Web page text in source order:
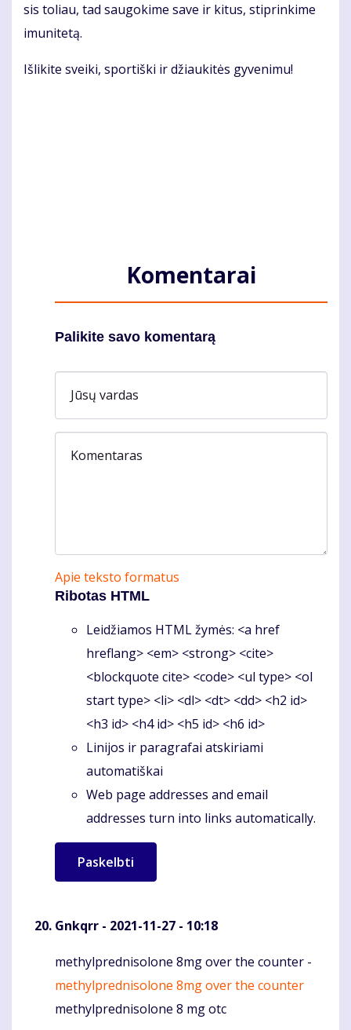
sis to­liau, tad sau­go­ki­me sa­ve ir ki­tus, stip­rin­ki­me
imu­ni­te­tą.
Iš­li­ki­te svei­ki, spor­tiš­ki ir džiau­ki­tės gy­ve­ni­mu!
Komentarai
Palikite savo komentarą
Jūsų vardas
Komentaras
Apie teksto formatus
Ribotas HTML
Leidžiamos HTML žymės: <a href
hreflang> <em> <strong> <cite>
<blockquote cite> <code> <ul type> <ol
start type> <li> <dl> <dt> <dd> <h2 id>
<h3 id> <h4 id> <h5 id> <h6 id>
Linijos ir paragrafai atskiriami
automatiškai
Web page addresses and email
addresses turn into links automatically.
Gnkqrr - 2021-11-27 - 10:18
Komentaras
methylprednisolone 8mg over the counter -
methylprednisolone 8mg over the counter
methylprednisolone 8 mg otc